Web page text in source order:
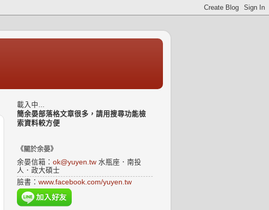
載入中...
簡余晏部落格文章很多，請用搜尋功能檢
索資料較方便
《關於余晏》
余晏信箱： ok@yuyen.tw 水瓶座．南投
人．政大碩士
臉書： www.facebook.com/yuyen.tw